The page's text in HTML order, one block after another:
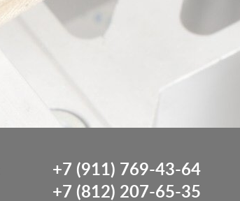
+7 (911) 769-43-64
+7 (812) 207-65-35